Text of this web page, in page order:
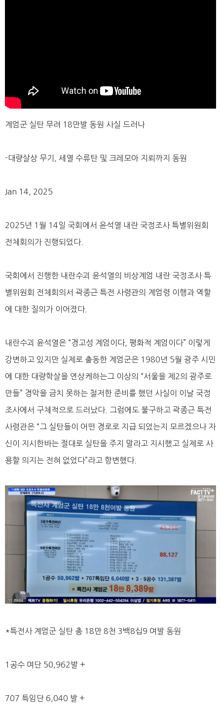
계엄군 실탄 무려 18만발 동원 사실 드러나
-대량살상 무기, 세열 수류탄 및 크레모아 지뢰까지 동원
Jan 14, 2025
2025년 1월 14일 국회에서 윤석열 내란 국정조사 특별위원회
전체회의가 진행되었다.
국회에서 진행한 내란수괴 윤석열의 비상계엄 내란 국정조사 특
별위원회 전체회의서 곽종근 특전 사령관의 계엄령 이행과 역할
에 대한 질의가 이어졌다.
내란수괴 윤석열은 “경고성 계엄이다, 평화적 계엄이다” 이렇게
강변하고 있지만 실제로 출동한 계엄군은 1980년 5월 광주 시민
에 대한 대량학살을 연상케하는그 이상의 “서울을 제2의 광주로
만들” 경악을 금치 못하는 철저한 준비를 했던 사실이 이날 국정
조사에서 구체적으로 드러났다. 그럼에도 불구하고 곽종근 특전
사령관은 “그 실탄들이 어떤 경로로 지급 되었는지 모르겠으나 자
신이 지시한바는 절대로 실탄을 주지 말라고 지시했고 실제로 사
용할 의지는 전혀 없었다”라고 항변했다.
*특전사 계엄군 실탄 총 18만 8천 3백8십9 여발 동원
1공수 여단 50,962발 +
707 특임단 6,040 발 +